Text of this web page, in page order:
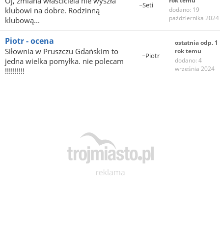
klubowi na dobre. Rodzinną
klubową...
~Seti
dodano: 19
października 2024
Piotr - ocena
Siłownia w Pruszczu Gdańskim to
jedna wielka pomyłka. nie polecam
!!!!!!!!!!
~Piotr
ostatnia odp. 1
rok temu
dodano: 4
września 2024